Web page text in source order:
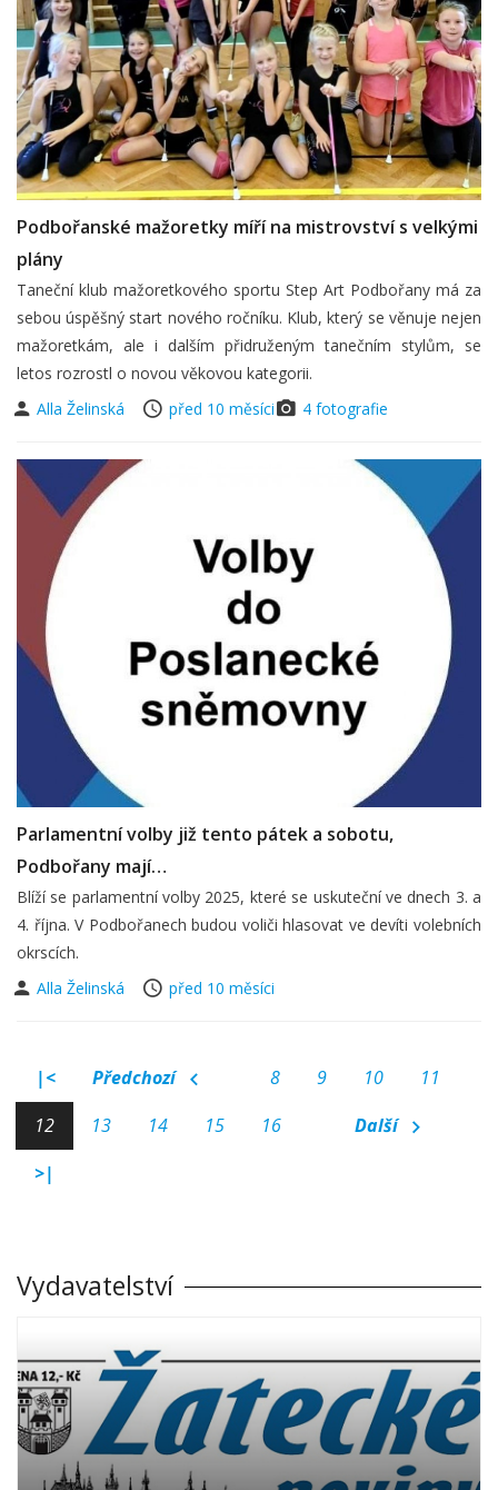
Podbořanské mažoretky míří na mistrovství s velkými
plány
Taneční klub mažoretkového sportu Step Art Podbořany má za
sebou úspěšný start nového ročníku. Klub, který se věnuje nejen
mažoretkám, ale i dalším přidruženým tanečním stylům, se
letos rozrostl o novou věkovou kategorii.
Alla Želinská
před 10 měsíci 4 fotografie
Parlamentní volby již tento pátek a sobotu,
Podbořany mají…
Blíží se parlamentní volby 2025, které se uskuteční ve dnech 3. a
4. října. V Podbořanech budou voliči hlasovat ve devíti volebních
okrscích.
Alla Želinská
před 10 měsíci
|< Předchozí 8 9 10
11
12
13 14 15 16
Další
>|
Vydavatelství